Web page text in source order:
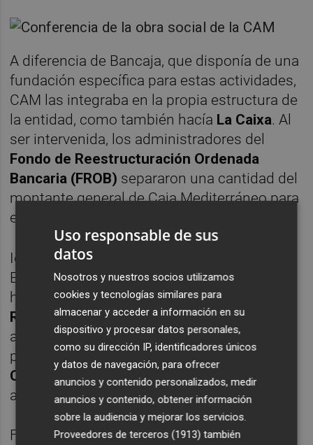
A diferencia de Bancaja, que disponía de una
fundación específica para estas actividades,
CAM las integraba en la propia estructura de
la entidad, como también hacía La Caixa. Al
ser intervenida, los administradores del
Fondo de Reestructuración Ordenada
Bancaria (FROB) separaron una cantidad del
montante general de Caja Mediterráneo para
evitar la asfixia de su obra social.
Igualmente, los responsables del Banco de
España recuperaron recientemente para
hacerse cargo de este área aAlfonso
Rodríguez Rabadán, prejubilado un año
antes como director de empresas
participadas de la caja y que sustituyó a
Carlos Moyano
, que ocupaba el cargo desde
agosto de 2011.
Fuentes de la entidad aseguran que, en las
Uso responsable de sus
datos
Nosotros y nuestros socios utilizamos
cookies y tecnologías similares para
almacenar y acceder a información en su
dispositivo y procesar datos personales,
como su dirección IP, identificadores únicos
y datos de navegación, para ofrecer
anuncios y contenido personalizados, medir
anuncios y contenido, obtener información
sobre la audiencia y mejorar los servicios.
Proveedores de terceros (1913) también